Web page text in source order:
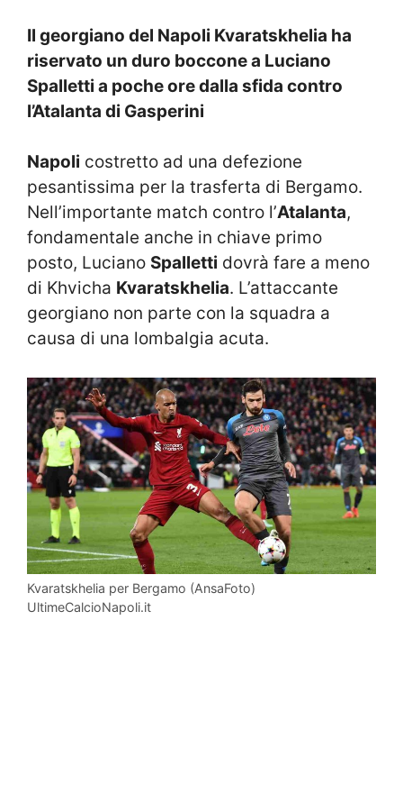
Il georgiano del Napoli Kvaratskhelia ha
riservato un duro boccone a Luciano
Spalletti a poche ore dalla sfida contro
l’Atalanta di Gasperini
Napoli costretto ad una defezione
pesantissima per la trasferta di Bergamo.
Nell’importante match contro l’Atalanta,
fondamentale anche in chiave primo
posto, Luciano Spalletti dovrà fare a meno
di Khvicha Kvaratskhelia. L’attaccante
georgiano non parte con la squadra a
causa di una lombalgia acuta.
Kvaratskhelia per Bergamo (AnsaFoto)
UltimeCalcioNapoli.it